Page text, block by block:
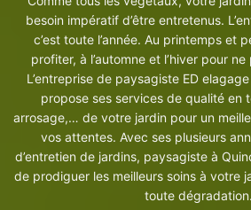
besoin impératif d’être entretenus.
c’est toute l’année. Au printemps et
profiter, à l’automne et l’hiver pour
L’entreprise de paysagiste ED
propose ses services de qualité en
arrosage,… de votre jardin pour un
vos attentes. Avec ses plusieurs
d’entretien de jardins, paysagiste à
de prodiguer les meilleurs soins à votre
toute dégradation.